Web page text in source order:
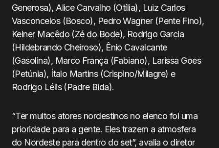
Generosa), Alice Carvalho (Otília), Luiz Carlos
Vasconcelos (Bosco), Pedro Wagner (Pente Fino),
Kelner Macêdo (Zé do Bode), Rodrigo Garcia
(Hildebrando Cheiroso), Ênio Cavalcante
(Gasolina), Marco França (Fabiano), Larissa Goes
(Petúnia), Ítalo Martins (Crispino/Milagre) e
Rodrigo Lélis (Padre Bida).
“Ter muitos atores nordestinos no elenco foi uma
prioridade para a gente. Eles trazem a atmosfera
do Nordeste para dentro do set”, avalia o diretor